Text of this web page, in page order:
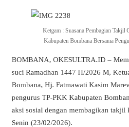
Ketgam : Suasana Pembagian
Kabupaten Bombana Bersama
BOMBANA, OKESULTRA.ID –
suci Ramadhan 1447 H/2026 M,
Bombana, Hj. Fatmawati Kasim
pengurus TP-PKK Kabupaten
aksi sosial dengan membagikan takjil
Senin (23/02/2026).